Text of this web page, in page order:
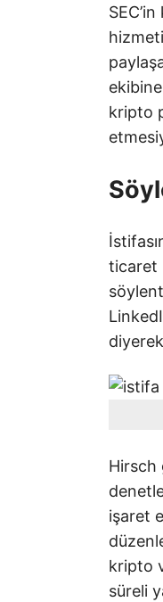
kripto
ticaret
Hirsch
işaret
kripto
süreli